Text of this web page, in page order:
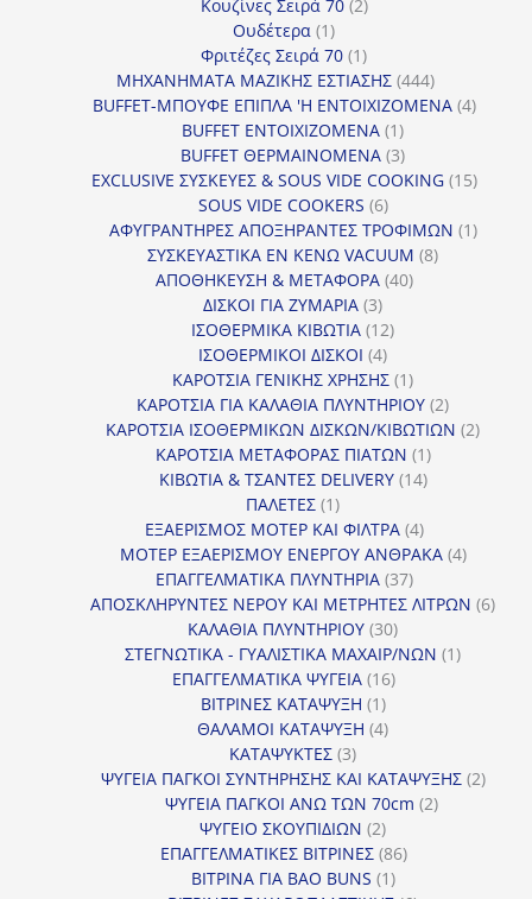
Κουζίνες Σειρά 70 2
Ουδέτερα 11
προϊόν
Φριτέζες Σειρά 70 11
προϊόν
ΜΗΧΑΝΗΜΑΤΑ ΜΑΖΙΚΗΣ ΕΣΤΙΑΣΗΣ 444444
προϊόντα
BUFFET-ΜΠΟΥΦΕ ΕΠΙΠΛΑ 'Η ΕΝΤΟΙΧΙΖΟΜΕΝΑ 44
BUFFET ΕΝΤΟΙΧΙΖΟΜΕΝΑ 11
προϊόν
BUFFET ΘΕΡΜΑΙΝΟΜΕΝΑ 33
προϊόντα
EXCLUSIVE ΣΥΣΚΕΥΕΣ & SOUS VIDE COOKING 1515
SOUS VIDE COOKERS 66
προϊόντα
ΑΦΥΓΡΑΝΤΗΡΕΣ ΑΠΟΞΗΡΑΝΤΕΣ ΤΡΟΦΙΜΩΝ 11
ΣΥΣΚΕΥΑΣΤΙΚΑ ΕΝ ΚΕΝΩ VACUUM 88
ΑΠΟΘΗΚΕΥΣΗ & ΜΕΤΑΦΟΡΑ 4040
ΔΙΣΚΟΙ ΓΙΑ ΖΥΜΑΡΙΑ 33
προϊόντα
ΙΣΟΘΕΡΜΙΚΑ ΚΙΒΩΤΙΑ 1212
ΙΣΟΘΕΡΜΙΚΟΙ ΔΙΣΚΟΙ 44
προϊόντα
ΚΑΡΟΤΣΙΑ ΓΕΝΙΚΗΣ ΧΡΗΣΗΣ 11
προϊόν
ΚΑΡΟΤΣΙΑ ΓΙΑ ΚΑΛΑΘΙΑ ΠΛΥΝΤΗΡΙΟΥ 22
προϊόντα
ΚΑΡΟΤΣΙΑ ΙΣΟΘΕΡΜΙΚΩΝ ΔΙΣΚΩΝ/ΚΙΒΩΤΙΩΝ 22
ΚΑΡΟΤΣΙΑ ΜΕΤΑΦΟΡΑΣ ΠΙΑΤΩΝ 11
προϊόν
ΚΙΒΩΤΙΑ & ΤΣΑΝΤΕΣ DELIVERY 1414
ΠΑΛΕΤΕΣ 11
προϊόν
ΕΞΑΕΡΙΣΜΟΣ ΜΟΤΕΡ ΚΑΙ ΦΙΛΤΡΑ 44
προϊόντα
ΜΟΤΕΡ ΕΞΑΕΡΙΣΜΟΥ ΕΝΕΡΓΟΥ ΑΝΘΡΑΚΑ 44
ΕΠΑΓΓΕΛΜΑΤΙΚΑ ΠΛΥΝΤΗΡΙΑ 3737
προϊόντα
ΑΠΟΣΚΛΗΡΥΝΤΕΣ ΝΕΡΟΥ ΚΑΙ ΜΕΤΡΗΤΕΣ ΛΙΤΡΩΝ 66
ΚΑΛΑΘΙΑ ΠΛΥΝΤΗΡΙΟΥ 3030
προϊόντα
ΣΤΕΓΝΩΤΙΚΑ - ΓΥΑΛΙΣΤΙΚΑ ΜΑΧΑΙΡ/ΝΩΝ 11
ΕΠΑΓΓΕΛΜΑΤΙΚΑ ΨΥΓΕΙΑ 1616
ΒΙΤΡΙΝΕΣ ΚΑΤΑΨΥΞΗ 11
προϊόν
ΘΑΛΑΜΟΙ ΚΑΤΑΨΥΞΗ 44
ΚΑΤΑΨΥΚΤΕΣ 33
προϊόντα
ΨΥΓΕΙΑ ΠΑΓΚΟΙ ΣΥΝΤΗΡΗΣΗΣ ΚΑΙ ΚΑΤΑΨΥΞΗΣ 22
ΨΥΓΕΙΑ ΠΑΓΚΟΙ ΑΝΩ ΤΩΝ 70cm 22
ΨΥΓΕΙΟ ΣΚΟΥΠΙΔΙΩΝ 22
προϊόντα
ΕΠΑΓΓΕΛΜΑΤΙΚΕΣ ΒΙΤΡΙΝΕΣ 8686
ΒΙΤΡΙΝΑ ΓΙΑ BAO BUNS 11